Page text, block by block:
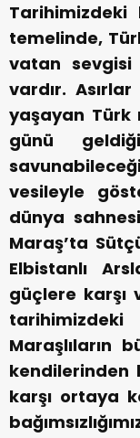
Tarihimizdeki
temelinde,
vatan sevgisi
vardır.
yaşayan Türk
günü
vesileyle
dünya
Maraş’ta
Elbistanlı
güçlere karşı
tarihimizdeki
Maraşlıların
kendilerinden
karşı ortaya